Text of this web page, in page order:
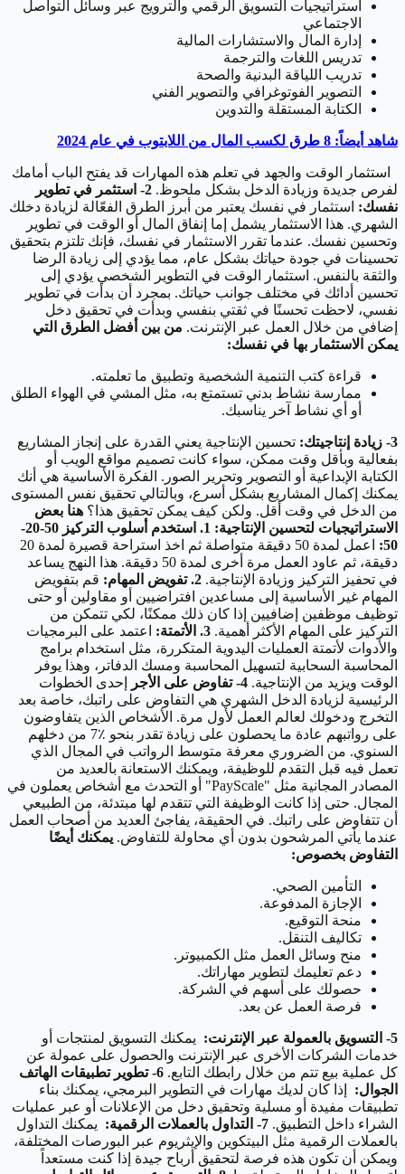
استراتيجيات التسويق الرقمي والترويج عبر وسائل التواصل
الاجتماعي
إدارة المال والاستشارات المالية
تدريس اللغات والترجمة
تدريب اللياقة البدنية والصحة
التصوير الفوتوغرافي والتصوير الفني
الكتابة المستقلة والتدوين
شاهد أيضاً: 8 طرق لكسب المال من اللابتوب في عام 2024
استثمار الوقت والجهد في تعلم هذه المهارات قد يفتح الباب أمامك
لفرص جديدة وزيادة الدخل بشكل ملحوظ.
2- استثمر في تطوير
نفسك: استثمار في نفسك يعتبر من أبرز الطرق الفعّالة لزيادة دخلك
الشهري. هذا الاستثمار يشمل إما إنفاق المال أو الوقت في تطوير
وتحسين نفسك. عندما تقرر الاستثمار في نفسك، فإنك تلتزم بتحقيق
تحسينات في جودة حياتك بشكل عام، مما يؤدي إلى زيادة الرضا
والثقة بالنفس. استثمار الوقت في التطوير الشخصي يؤدي إلى
تحسين أدائك في مختلف جوانب حياتك. بمجرد أن بدأت في تطوير
نفسي، لاحظت تحسنًا في ثقتي بنفسي وبدأت في تحقيق دخل
إضافي من خلال العمل عبر الإنترنت. من بين أفضل الطرق التي
يمكن الاستثمار بها في نفسك:
قراءة كتب التنمية الشخصية وتطبيق ما تعلمته.
ممارسة نشاط بدني تستمتع به، مثل المشي في الهواء الطلق
أو أي نشاط آخر يناسبك.
3- زيادة إنتاجيتك:
تحسين الإنتاجية يعني القدرة على إنجاز المشاريع
بفعالية وبأقل وقت ممكن، سواء كانت تصميم مواقع الويب أو
الكتابة الإبداعية أو التصوير وتحرير الصور. الفكرة الأساسية هي أنك
يمكنك إكمال المشاريع بشكل أسرع، وبالتالي تحقيق نفس المستوى
من الدخل في وقت أقل. ولكن كيف يمكن تحقيق هذا؟ هنا بعض
الاستراتيجيات لتحسين الإنتاجية:
1. استخدم أسلوب التركيز 50-20-
50:
اعمل لمدة 50 دقيقة متواصلة ثم اخذ استراحة قصيرة لمدة 20
دقيقة، ثم عاود العمل مرة أخرى لمدة 50 دقيقة. هذا النهج يساعد
في تحفيز التركيز وزيادة الإنتاجية. 2. تفويض المهام:
قم بتفويض
المهام غير الأساسية إلى مساعدين افتراضيين أو مقاولين أو حتى
توظيف موظفين إضافيين إذا كان ذلك ممكنًا، لكي تتمكن من
التركيز على المهام الأكثر أهمية. 3. الأتمتة:
اعتمد على البرمجيات
والأدوات لأتمتة العمليات اليدوية المتكررة، مثل استخدام برامج
المحاسبة السحابية لتسهيل المحاسبة ومسك الدفاتر، وهذا يوفر
الوقت ويزيد من الإنتاجية. 4- تفاوض على الأجر
إحدى الخطوات
الرئيسية لزيادة الدخل الشهري هي التفاوض على راتبك، خاصة بعد
التخرج ودخولك لعالم العمل لأول مرة. الأشخاص الذين يتفاوضون
على رواتبهم عادة ما يحصلون على زيادة تقدر بنحو ٪7 من دخلهم
السنوي. من الضروري معرفة متوسط الرواتب في المجال الذي
تعمل فيه قبل التقدم للوظيفة، ويمكنك الاستعانة بالعديد من
المصادر المجانية مثل "PayScale" أو التحدث مع أشخاص يعملون في
المجال. حتى إذا كانت الوظيفة التي تتقدم لها مبتدئة، من الطبيعي
أن تتفاوض على راتبك. في الحقيقة، يفاجئ العديد من أصحاب العمل
عندما يأتي المرشحون بدون أي محاولة للتفاوض. يمكنك أيضًا
التفاوض بخصوص:
التأمين الصحي.
الإجازة المدفوعة.
منحة التوقيع.
تكاليف التنقل.
منح وسائل العمل مثل الكمبيوتر.
دعم تعليمك لتطوير مهاراتك.
حصولك على أسهم في الشركة.
فرصة العمل عن بعد.
5- التسويق بالعمولة عبر الإنترنت:
يمكنك التسويق لمنتجات أو
خدمات الشركات الأخرى عبر الإنترنت والحصول على عمولة عن
كل عملية بيع تتم من خلال رابطك التابع.
6- تطوير تطبيقات الهاتف
الجوال:
إذا كان لديك مهارات في التطوير البرمجي، يمكنك بناء
تطبيقات مفيدة أو مسلية وتحقيق دخل من الإعلانات أو عبر عمليات
الشراء داخل التطبيق. 7- التداول بالعملات الرقمية:
يمكنك التداول
بالعملات الرقمية مثل البيتكوين والإيثريوم عبر البورصات المختلفة،
ويمكن أن تكون هذه فرصة لتحقيق أرباح جيدة إذا كنت مستعداً